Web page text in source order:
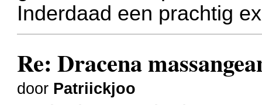
Inderdaad een prachtig
Re: Dracena
door Patriickjoo